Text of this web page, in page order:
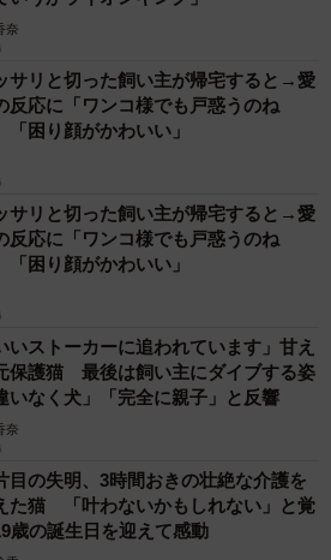
ていない職場の「謎マナー」、「過剰
や「お土産配り」を抑えた1位は？
データ
行可の歩道 電動キックボードで走行
生とあわや衝突！ 「歩道走行は道交
子
車の中で見た優先席のマーク 子ど
、けが人、お年寄り… 一つだけ謎の
カノリ
が直撃】お盆帰省「予定なし」が約半
・高速バスの「使い分け」が鮮明に
なニュース情報部